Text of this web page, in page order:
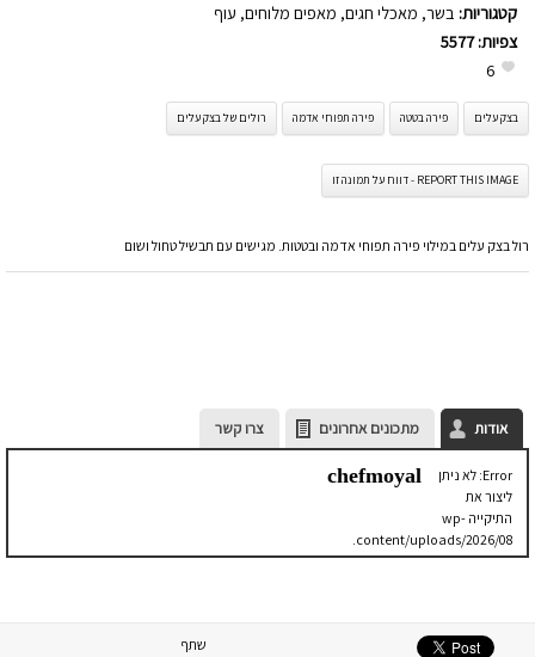
קטגוריות: בשר, מאכלי חגים, מאפים מלוחים, עוף
צפיות:5577
6
בצק עלים פירה בטטה פירה תפוחי אדמה רולים של בצק עלים
REPORT THIS IMAGE - דווח על תמונה זו
רול בצק עלים במילוי פירה תפוחי אדמה ובטטות. מגישים עם תבשיל טחול ושום
אודות מתכונים אחרונים צרו קשר
Error: לא ניתן
ליצור את
התיקייה wp-
content/uploads/2026/08.
יש לבדוק
chefmoyal
שתף